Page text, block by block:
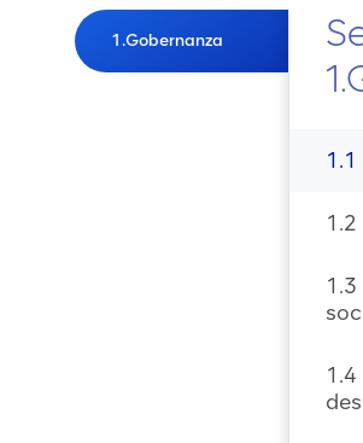
1.Gobernanza
1.2
1.3